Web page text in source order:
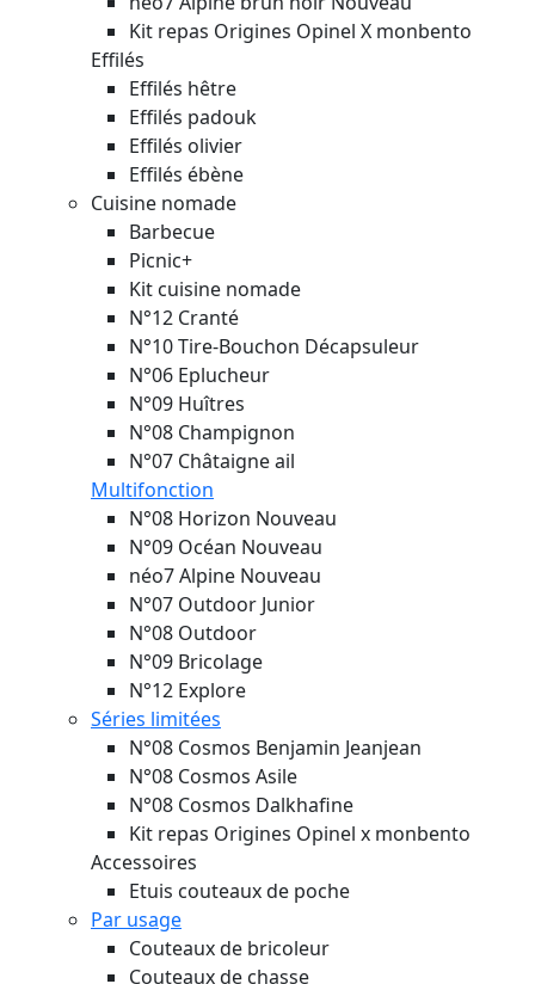
Kit repas Origines Opinel X monbento
Effilés
Effilés hêtre
Effilés padouk
Effilés olivier
Effilés ébène
Cuisine nomade
Barbecue
Picnic+
Kit cuisine nomade
N°12 Cranté
N°10 Tire-Bouchon Décapsuleur
N°06 Eplucheur
N°09 Huîtres
N°08 Champignon
N°07 Châtaigne ail
Multifonction
N°08 Horizon Nouveau
N°09 Océan Nouveau
néo7 Alpine Nouveau
N°07 Outdoor Junior
N°08 Outdoor
N°09 Bricolage
N°12 Explore
Séries limitées
N°08 Cosmos Benjamin Jeanjean
N°08 Cosmos Asile
N°08 Cosmos Dalkhafine
Kit repas Origines Opinel x monbento
Accessoires
Etuis couteaux de poche
Par usage
Couteaux de bricoleur
Couteaux de chasse